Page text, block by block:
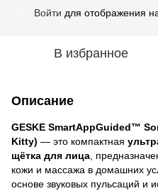
Войти для отображения
В избранное
Описание
GESKE SmartAppGuided™
Kitty) — это компактная
щётка для лица ,
кожи и массажа в домашних
основе звуковых пульсаций и